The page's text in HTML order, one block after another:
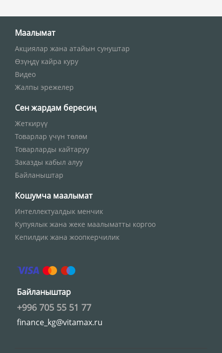
Маалымат
Акциялар жана атайын сунуштар
Өзүңдү кайра куру
Видео
Жалпы эрежелер
Сен жардам бересиң
Жеткирүү
Товарлар үчүн төлөм
Товарларды кайтаруу
Заказды кабыл алуу
Байланыштар
Кошумча маалымат
Интеллектуалдык менчик
Купуялык жана жеке маалыматты коргоо
Кепилдик жана жоопкерчилик
Байланыштар
+996 705 55 51 77
finance_kg@vitamax.ru